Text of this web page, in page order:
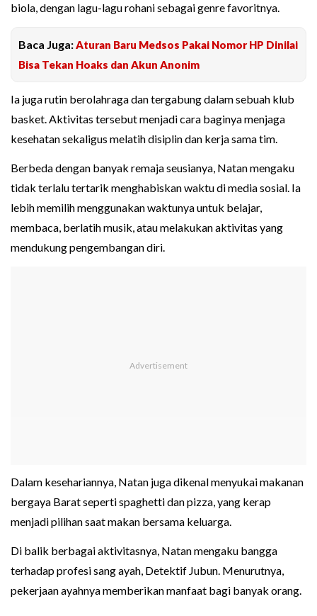
biola, dengan lagu-lagu rohani sebagai genre favoritnya.
Baca Juga:Aturan Baru Medsos Pakai Nomor HP Dinilai
Bisa Tekan Hoaks dan Akun Anonim
Ia juga rutin berolahraga dan tergabung dalam sebuah klub
basket. Aktivitas tersebut menjadi cara baginya menjaga
kesehatan sekaligus melatih disiplin dan kerja sama tim.
Berbeda dengan banyak remaja seusianya, Natan mengaku
tidak terlalu tertarik menghabiskan waktu di media sosial. Ia
lebih memilih menggunakan waktunya untuk belajar,
membaca, berlatih musik, atau melakukan aktivitas yang
mendukung pengembangan diri.
Dalam kesehariannya, Natan juga dikenal menyukai makanan
bergaya Barat seperti spaghetti dan pizza, yang kerap
menjadi pilihan saat makan bersama keluarga.
Di balik berbagai aktivitasnya, Natan mengaku bangga
terhadap profesi sang ayah, Detektif Jubun. Menurutnya,
pekerjaan ayahnya memberikan manfaat bagi banyak orang.